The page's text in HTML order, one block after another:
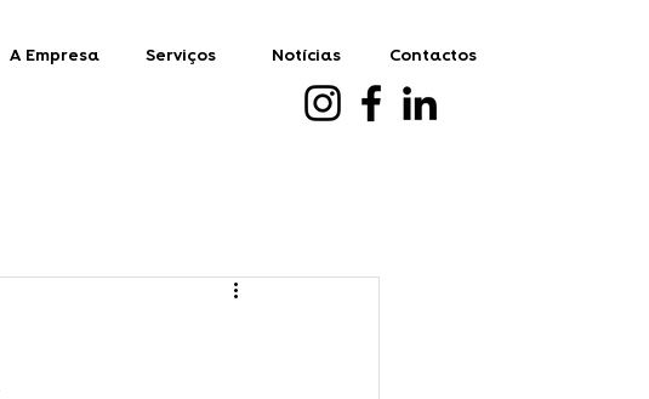
A Empresa Serviços Notícias Contactos